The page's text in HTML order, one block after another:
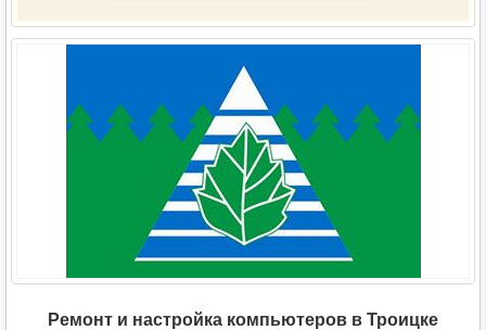
Ремонт и настройка компьютеров в Троицке